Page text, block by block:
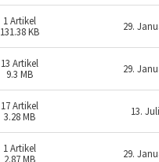
1 Artikel
131.38 KB
29.
13 Artikel
9.3 MB
29.
17Artikel
3.28 MB
13.
1 Artikel
2.87 MB
29.